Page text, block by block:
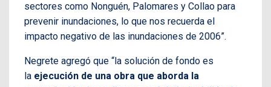
sectores como Nonguén, Palomares y Collao para
prevenir inundaciones, lo que nos recuerda el
impacto negativo de las inundaciones de 2006”.
Negrete agregó que “la solución de fondo es
la ejecución de una obra que aborda la